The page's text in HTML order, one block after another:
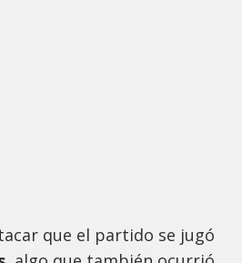
que el partido se jugó